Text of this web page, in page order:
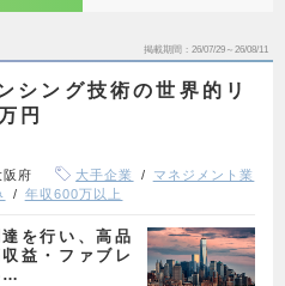
掲載期間 26/07/29～26/08/11
シング技術の世界的リ
円
阪府 大手企業
マネジメント業
年収600万以上
を行い、高品
益・ファブレ
…